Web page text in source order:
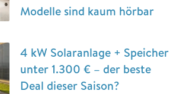
Modelle sind kaum hörbar
4 kW Solaranlage + Speicher
unter 1.300 € – der beste
Deal dieser Saison?